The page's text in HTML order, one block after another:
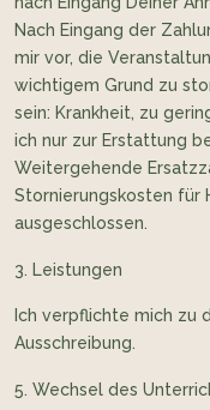
Nach Eingang der
mir vor, die
wichtigem Grund zu
sein: Krankheit, zu
ich nur zur Erstattung
Weitergehende
Stornierungskosten für
ausgeschlossen.
Leistungen
Ich verpflichte mich zu
Ausschreibung.
Wechsel des